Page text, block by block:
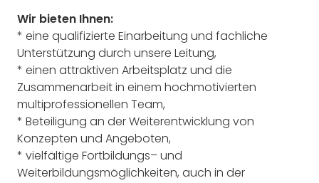
Wir bieten Ihnen:
* eine qualifizierte Einarbeitung und fachliche
Unterstützung durch unsere Leitung,
* einen attraktiven Arbeitsplatz und die
Zusammenarbeit in einem hochmotivierten
multiprofessionellen Team,
* Beteiligung an der Weiterentwicklung von
Konzepten und Angeboten,
* vielfältige Fortbildungs–und
Weiterbildungsmöglichkeiten, auch in der